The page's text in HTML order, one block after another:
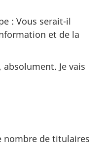
: Vous serait-il
et de la
Je vais
nombre de titulaires